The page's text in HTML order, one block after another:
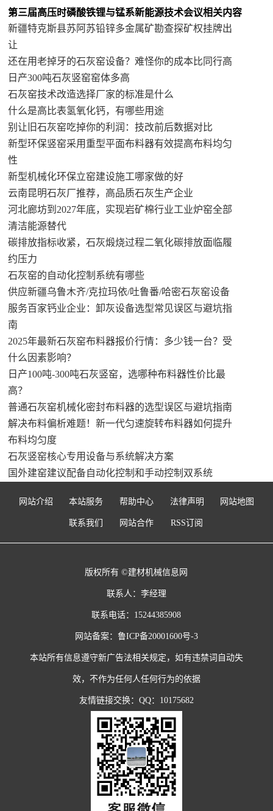
第三届高压时磷酸铁锂与锰系新能源技术会议相关内容
新疆特克斯县苏阿苏铅锌多金属矿勘查探矿权挂牌出
让
还在用老掉牙的石灰窑设备？难怪你的成本比同行高
日产300吨石灰竖窑窑体多高
石灰窑技术改造选择厂家的标准是什么
什么是高比表氢氧化钙，有哪些用途
别让旧石灰窑吃掉你的利润：技改前后数据对比
新型环保竖窑采用重型平面布料器有效提高布料均匀
性
新型机械化环保立窑建设施工哪家做的好
云南昆明石灰厂推荐，高品质石灰生产企业
河北廊坊到2027年底，实现岩矿棉行业工业炉窑全部
清洁能源替代
碳排放指标收紧，石灰煅烧过程二氧化碳排放面临履
约压力
石灰窑的自动化控制系统有哪些
供应新疆乌鲁木齐/克拉玛依/吐鲁番/哈密石灰窑设备
服务百家钙业企业：卸灰设备选型常见误区与避坑指
南
2025年最新石灰窑布料器报价行情：多少钱一台？受
什么因素影响？
日产100吨-300吨石灰竖窑，选哪种布料器性价比最
高？
普通石灰窑机械化密封布料器的选型误区与避坑指南
解决布料偏析难题！新一代匀速旋转布料器如何提升
布料均匀度
石灰竖窑核心专用设备与系统解决方案
国外建窑建议配备自动化控制和手动控制双系统
网站介绍 本站服务 帮助中心 法律声明 网站地图
联系我们 网站合作 RSS订阅
版权所有 ©建材机械信息网
联系人：李经理
联系电话：15244385908
网站备案： 鲁ICP备20001600号-3
本站所有信息遵守新广告法相关规定，如有违禁词自动失
效，不作为任何人任何行为的依据
友情链接交换：QQ：10175682